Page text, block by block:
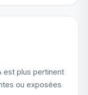
est plus pertinent
ou exposées